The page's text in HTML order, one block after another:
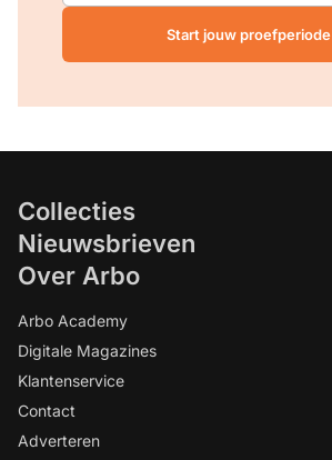
Start jouw proefperiode
Collecties
Nieuwsbrieven
Over Arbo
Arbo Academy
Digitale Magazines
Klantenservice
Contact
Adverteren